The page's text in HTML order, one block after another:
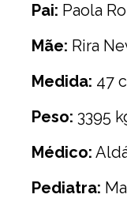
Pai: Paola
Mãe: Rira
Medida: 47
Peso: 3395
Médico:
Pediatra: